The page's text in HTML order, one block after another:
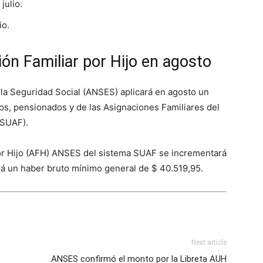
julio.
Familiar por Hijo en agosto
Seguridad Social (ANSES) aplicará en agosto un
pensionados y de las Asignaciones Familiares del
(AFH) ANSES del sistema SUAF se incrementará
un haber bruto mínimo general de $ 40.519,95.
Next article
ANSES confirmó el monto por la Libreta AUH